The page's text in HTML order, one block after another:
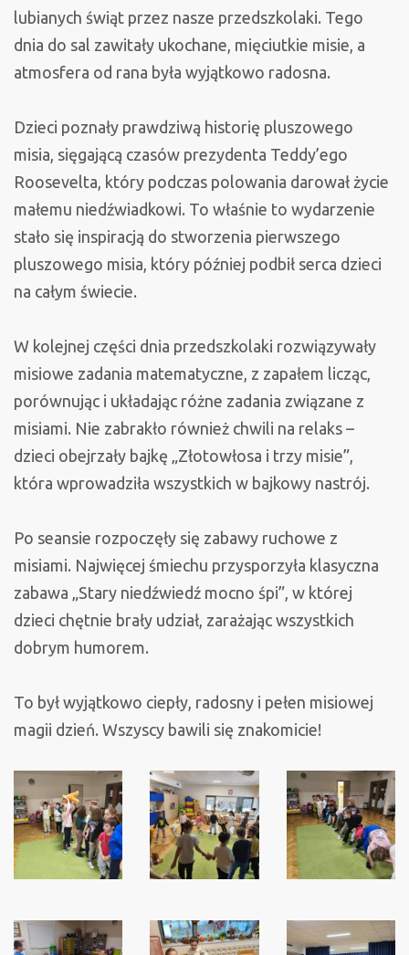
lubianych świąt przez nasze przedszkolaki. Tego
dnia do sal zawitały ukochane, mięciutkie misie, a
atmosfera od rana była wyjątkowo radosna.
Dzieci poznały prawdziwą historię pluszowego
misia, sięgającą czasów prezydenta Teddy’ego
Roosevelta, który podczas polowania darował życie
małemu niedźwiadkowi. To właśnie to wydarzenie
stało się inspiracją do stworzenia pierwszego
pluszowego misia, który później podbił serca dzieci
na całym świecie.
W kolejnej części dnia przedszkolaki rozwiązywały
misiowe zadania matematyczne, z zapałem licząc,
porównując i układając różne zadania związane z
misiami. Nie zabrakło również chwili na relaks –
dzieci obejrzały bajkę „Złotowłosa i trzy misie”,
która wprowadziła wszystkich w bajkowy nastrój.
Po seansie rozpoczęły się zabawy ruchowe z
misiami. Najwięcej śmiechu przysporzyła klasyczna
zabawa „Stary niedźwiedź mocno śpi”, w której
dzieci chętnie brały udział, zarażając wszystkich
dobrym humorem.
To był wyjątkowo ciepły, radosny i pełen misiowej
magii dzień. Wszyscy bawili się znakomicie!